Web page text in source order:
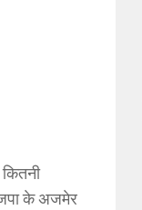
के अजमेर